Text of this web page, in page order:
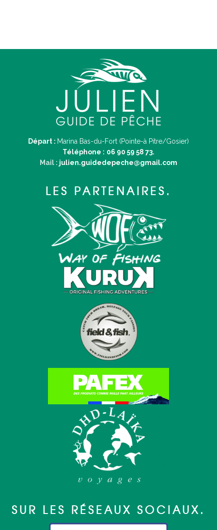
Départ : Marina Bas-du-Fort (Pointe-à Pitre/Gosier)
Téléphone : 06 90 59 58 73.
Mail : julien.guidedepeche@gmail.com
LES PARTENAIRES.
SUR LES RÉSEAUX SOCIAUX.